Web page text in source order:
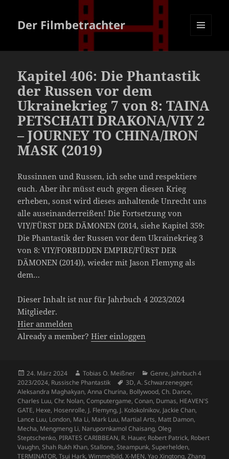
Der Filmbetrachter
Kapitel 406: Die Phantastik
der Russen vor dem
Ukrainekrieg 7 von 8: TAINA
PETSCHATI DRAKONA/VIY 2
– JOURNEY TO CHINA/IRON
MASK (2019)
Russinnen und Russen, ich sehe und respektiere
euch. Aber ihr müsst euch gegen diesen Krieg
erheben, sonst wird dieses anhaltende Unrecht uns
alle auseinanderreißen! Die Fortsetzung von
VIY/FÜRST DER DÄMONEN (2014, siehe Kapitel 359:
Die Phantastik der Russen vor dem Ukrainekrieg 3
von 8: VIY/FORBIDDEN EMPIRE/FÜRST DER
DÄMONEN (2014)), wieder mit Jason Flemyng als
dem…
Dieser Inhalt ist nur für Jahrbuch 4 2023/2024
Mitglieder.
Hier anmelden
Already a member?Hier einloggen
Veröffentlicht
am
24. März 2024 Autor
Tobias O. Meißner Kategorien
Genre, Jahrbuch 4
2023/2024, Russische Phantastik Schlagwörter
3D,A. Schwarzenegger,
Aleksandra Maghakyan,Anna Churina, Bollywood,Ch. Dance,
Charles Luu,Chr. Nolan,Computergame,Conan, Dumas, HEAVEN'S
GATE, Hexe, Hosenrolle, J. Flemyng, J. Kolokolnikov, Jackie Chan,
Lance Luu, London, Ma Li, Mark Luu, Martial Arts, Matt Damon,
Mecha, Mengmeng Li, Narupornkamol Chaisang,Oleg
Steptschenko, PIRATES CARIBBEAN, R. Hauer, Robert Patrick, Robert
Vaughn,Shah Rukh Khan,Stallone,Steampunk,Superhelden,
TERMINATOR,Tsui Hark,Wimmelbild,X-MEN,Yao Xingtong,Zhang